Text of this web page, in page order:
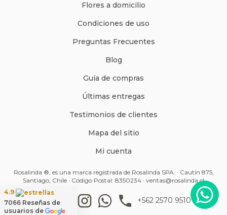
Flores a domicilio
Condiciones de uso
Preguntas Frecuentes
Blog
Guía de compras
Últimas entregas
Testimonios de clientes
Mapa del sitio
Mi cuenta
Rosalinda ®, es una marca registrada de Rosalinda SPA. · Cautín 875,
Santiago, Chile · Código Postal: 8350234 · ventas@rosalinda.cl
+562 2570 9510
4.9
7066 Reseñas de
usuarios de